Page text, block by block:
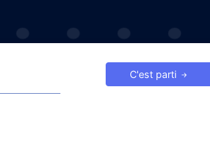
C'est parti